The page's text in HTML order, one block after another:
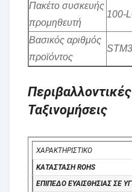
Πακέτο συσκευής
προμηθευτή
100-
Βασικός αριθμός
προϊόντος
Ταξινομήσεις
ΧΑΡΑΚΤΗΡΙΣΤΙΚΟ
ΚΑΤΆΣΤΑΣΗ ROHS
ΕΠΊΠΕΔΟ ΕΥΑΙΣΘΗΣΊΑΣ ΣΕ